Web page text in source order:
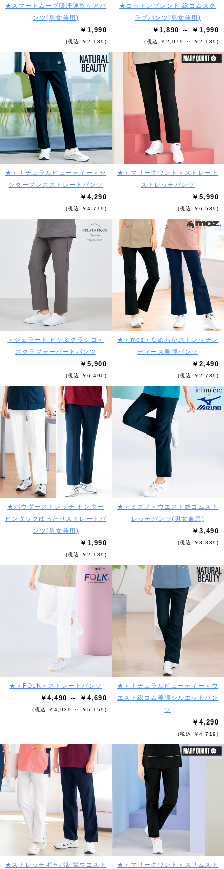
★スマートムーブ吸汗速乾ケアパ
ンツ(男女兼用)
￥1,990
(税込 ￥2,189)
★コットンブレンド 総ゴムスク
ラブパンツ(男女兼用)
￥1,890 ～ ￥1,990
(税込 ￥2,079 ～ ￥2,189)
★＜ナチュラルビューティー＞セ
ンタープレスストレートパンツ
￥4,290
(税込 ￥4,719)
★＜マリークワント＞ストレート
ストレッチパンツ
￥5,990
(税込 ￥6,589)
＜ジェラート ピケ＆クラシコ＞
スクラブテーパードパンツ
￥5,900
(税込 ￥6,490)
★＜moz＞なめらかストレッチレ
ディース美脚パンツ
￥2,490
(税込 ￥2,739)
★パウダーストレッチ センター
ピンタックゆったりストレートパ
ンツ(男女兼用)
￥1,990
(税込 ￥2,189)
★＜ミズノ＞ウエスト総ゴムスト
レッチパンツ(男女兼用)
￥3,490
(税込 ￥3,839)
★＜FOLK＞ストレートパンツ
￥4,490 ～ ￥4,690
(税込 ￥4,939 ～ ￥5,159)
★＜ナチュラルビューティー＞ウ
エスト総ゴム美脚シルエットパン
ツ
￥4,290
(税込 ￥4,719)
★ストレッチギャバ制電ウエスト ★＜マリークワント＞スリムスト